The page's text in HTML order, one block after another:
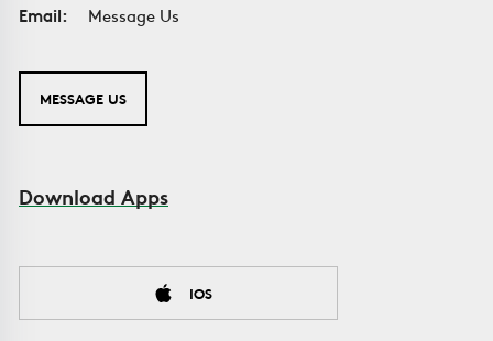
Email:
Message Us
MESSAGE US
Download Apps
IOS